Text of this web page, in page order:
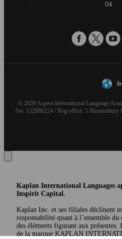
04
fr
© 2026 Aspect International Language
No: 152088224 / Reg office: 5 Bloomsbury
Kaplan International Languages
Inspirit Capital.
Kaplan Inc. et ses filiales déclinent
responsabilité quant à l’ensemble du
des éléments figurant aux présentes.
de la marque KAPLAN